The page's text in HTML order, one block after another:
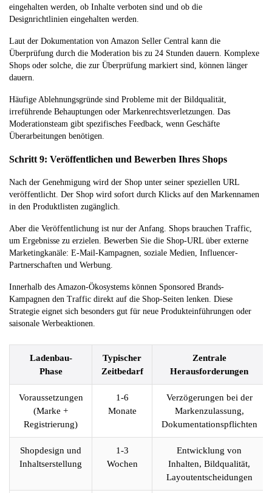
eingehalten werden, ob Inhalte verboten sind und ob die
Designrichtlinien eingehalten werden.
Laut der Dokumentation von Amazon Seller Central kann die
Überprüfung durch die Moderation bis zu 24 Stunden dauern. Komplexe
Shops oder solche, die zur Überprüfung markiert sind, können länger
dauern.
Häufige Ablehnungsgründe sind Probleme mit der Bildqualität,
irreführende Behauptungen oder Markenrechtsverletzungen. Das
Moderationsteam gibt spezifisches Feedback, wenn Geschäfte
Überarbeitungen benötigen.
Schritt 9: Veröffentlichen und Bewerben Ihres Shops
Nach der Genehmigung wird der Shop unter seiner speziellen URL
veröffentlicht. Der Shop wird sofort durch Klicks auf den Markennamen
in den Produktlisten zugänglich.
Aber die Veröffentlichung ist nur der Anfang. Shops brauchen Traffic,
um Ergebnisse zu erzielen. Bewerben Sie die Shop-URL über externe
Marketingkanäle: E-Mail-Kampagnen, soziale Medien, Influencer-
Partnerschaften und Werbung.
Innerhalb des Amazon-Ökosystems können Sponsored Brands-
Kampagnen den Traffic direkt auf die Shop-Seiten lenken. Diese
Strategie eignet sich besonders gut für neue Produkteinführungen oder
saisonale Werbeaktionen.
Ladenbau-
Phase
Typischer
Zeitbedarf
Zentrale
Herausforderungen
Voraussetzungen
(Marke +
Registrierung)
1-6
Monate
Verzögerungen bei der
Markenzulassung,
Dokumentationspflichten
Shopdesign und
Inhaltserstellung
1-3
Wochen
Entwicklung von
Inhalten, Bildqualität,
Layoutentscheidungen